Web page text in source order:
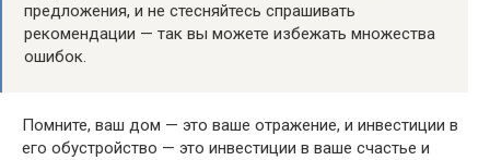
предложения, и не стесняйтесь спрашивать
рекомендации — так вы можете избежать множества
ошибок.
Помните, ваш дом — это ваше отражение, и инвестиции в
его обустройство — это инвестиции в ваше счастье и